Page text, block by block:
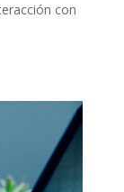
con